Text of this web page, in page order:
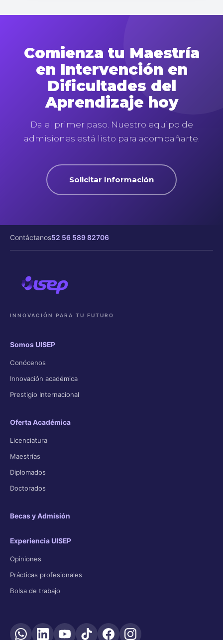
Comienza tu Maestría
en Intervención en
Dificultades del
Aprendizaje hoy
Da el primer paso. Nuestro equipo de
admisiones está listo para acompañarte.
Solicitar Información
Contáctanos52 56 589 82706
INNOVACIÓN PARA TU FUTURO
Somos UISEP
Conócenos
Innovación académica
Prestigio Internacional
Oferta Académica
Licenciatura
Maestrías
Diplomados
Doctorados
Becas y Admisión
Experiencia UISEP
Opiniones
Prácticas profesionales
Bolsa de trabajo